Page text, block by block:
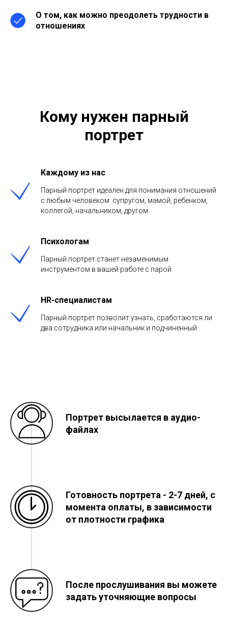
О том, как можно преодолеть трудности в
отношениях
Кому нужен парный
портрет
Каждому из нас
Парный портрет идеален для понимания отношений
с любым человеком: супругом, мамой, ребенком,
коллегой, начальником, другом
Психологам
Парный портрет станет незаменимым
инструментом в вашей работе с парой
HR-специалистам
Парный портрет позволит узнать, сработаются ли
два сотрудника или начальник и подчиненный
Портрет высылается в аудио-
файлах
Готовность портрета - 2-7 дней, с
момента оплаты, в зависимости
от плотности графика
После прослушивания вы можете
задать уточняющие вопросы